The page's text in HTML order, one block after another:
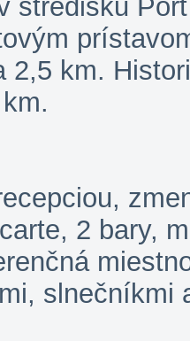
stredisku
2,5 km.
2 bary,
slnečníkmi